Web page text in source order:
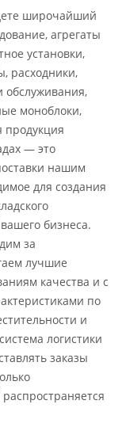
широчайший
агрегаты
установки,
расходники,
обслуживания,
моноблоки,
продукция
— это
нашим
для создания
бизнеса.
за
лучшие
качества и с
по
и
логистики
заказы